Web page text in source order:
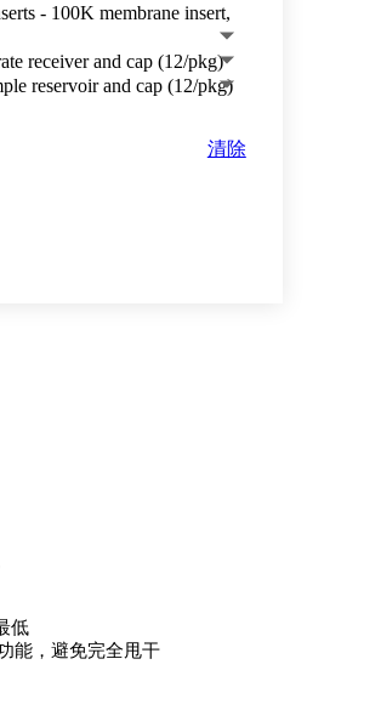
- 100K membrane insert,
receiver and cap (12/pkg)
reservoir and cap (12/pkg)
清除
低
能，避免完全甩干